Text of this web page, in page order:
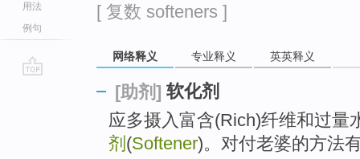
用法
例句
[ 复数 softeners ]
网络释义 专业释义 英英释义
[助剂] 软化剂
应多摄入富含(Rich)纤维和过量
剂 (Softener)。对付老婆的方法